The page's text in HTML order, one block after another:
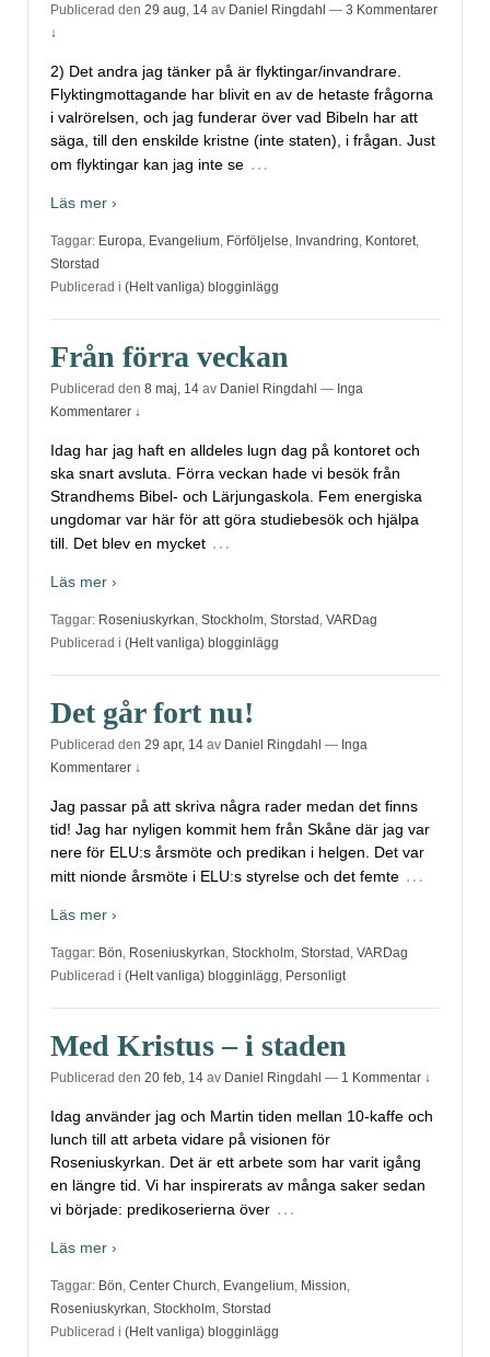
Publicerad den 29 aug, 14 av Daniel Ringdahl — 3 Kommentarer
↓
2) Det andra jag tänker på är flyktingar/invandrare.
Flyktingmottagande har blivit en av de hetaste frågorna
i valrörelsen, och jag funderar över vad Bibeln har att
säga, till den enskilde kristne (inte staten), i frågan. Just
om flyktingar kan jag inte se …
Läs mer ›
Taggar: Europa, Evangelium, Förföljelse, Invandring, Kontoret,
Storstad
Publicerad i (Helt vanliga) blogginlägg
Från förra veckan
Publicerad den 8 maj, 14 av Daniel Ringdahl — Inga
Kommentarer ↓
Idag har jag haft en alldeles lugn dag på kontoret och
ska snart avsluta. Förra veckan hade vi besök från
Strandhems Bibel- och Lärjungaskola. Fem energiska
ungdomar var här för att göra studiebesök och hjälpa
till. Det blev en mycket …
Läs mer ›
Taggar: Roseniuskyrkan, Stockholm, Storstad , VARDag
Publicerad i (Helt vanliga) blogginlägg
Det går fort nu!
Publicerad den 29 apr, 14 av Daniel Ringdahl — Inga
Kommentarer ↓
Jag passar på att skriva några rader medan det finns
tid! Jag har nyligen kommit hem från Skåne där jag var
nere för ELU:s årsmöte och predikan i helgen. Det var
mitt nionde årsmöte i ELU:s styrelse och det femte …
Läs mer ›
Taggar: Bön, Roseniuskyrkan, Stockholm, Storstad , VARDag
Publicerad i (Helt vanliga) blogginlägg, Personligt
Med Kristus – i staden
Publicerad den 20 feb, 14 av Daniel Ringdahl — 1 Kommentar ↓
Idag använder jag och Martin tiden mellan 10-kaffe och
lunch till att arbeta vidare på visionen för
Roseniuskyrkan. Det är ett arbete som har varit igång
en längre tid. Vi har inspirerats av många saker sedan
vi började: predikoserierna över …
Läs mer ›
Taggar: Bön, Center Church, Evangelium, Mission,
Roseniuskyrkan, Stockholm, Storstad
Publicerad i (Helt vanliga) blogginlägg